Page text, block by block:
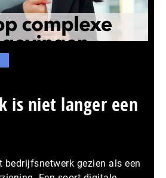
is niet langer een
bedrijfsnetwerk gezien als een